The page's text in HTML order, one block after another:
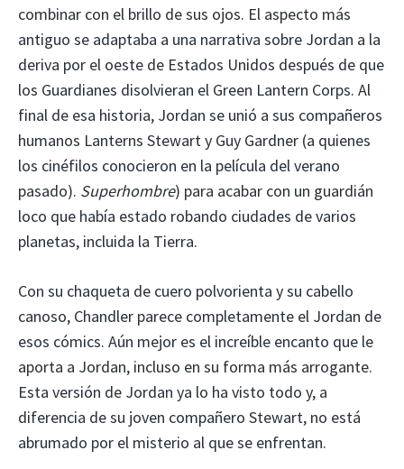
combinar con el brillo de sus ojos. El aspecto más
antiguo se adaptaba a una narrativa sobre Jordan a la
deriva por el oeste de Estados Unidos después de que
los Guardianes disolvieran el Green Lantern Corps. Al
final de esa historia, Jordan se unió a sus compañeros
humanos Lanterns Stewart y Guy Gardner (a quienes
los cinéfilos conocieron en la película del verano
pasado). Superhombre) para acabar con un guardián
loco que había estado robando ciudades de varios
planetas, incluida la Tierra.
Con su chaqueta de cuero polvorienta y su cabello
canoso, Chandler parece completamente el Jordan de
esos cómics. Aún mejor es el increíble encanto que le
aporta a Jordan, incluso en su forma más arrogante.
Esta versión de Jordan ya lo ha visto todo y, a
diferencia de su joven compañero Stewart, no está
abrumado por el misterio al que se enfrentan.